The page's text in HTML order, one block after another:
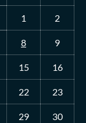
1 2
8 9
15 16
22 23
29 30